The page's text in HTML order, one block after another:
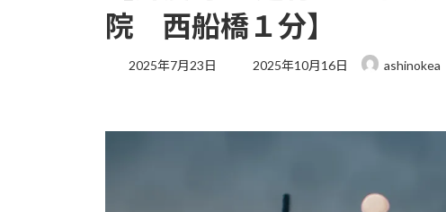
院 西船橋１分】
2025年7月23日
最
日
2025年10月16日 ashinokea